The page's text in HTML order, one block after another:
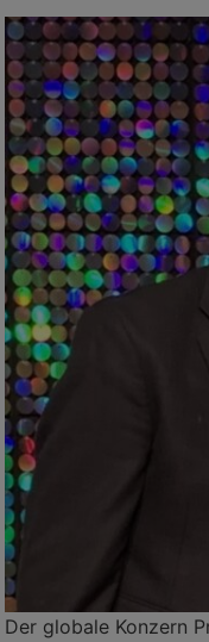
Der globale Konzern